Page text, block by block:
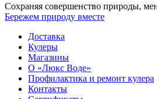
Сохраняя совершенство природы,
Бережем природу вместе
Доставка
Кулеры
Магазины
О «Люкс Воде»
Профилактика и ремонт кулера
Контакты